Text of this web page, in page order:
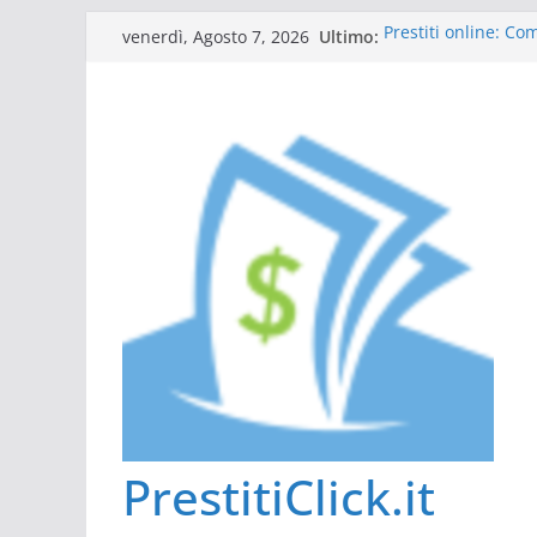
Saltavenerdì, Agosto 7, 2026 Ultimo: Prestiti online:
PrestitiClick.it